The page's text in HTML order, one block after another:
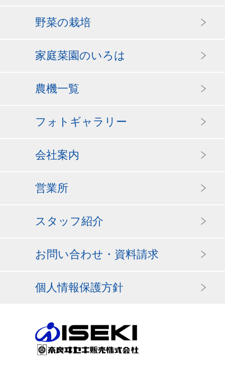
野菜の栽培
家庭菜園のいろは
農機一覧
フォトギャラリー
会社案内
営業所
スタッフ紹介
お問い合わせ・資料請求
個人情報保護方針